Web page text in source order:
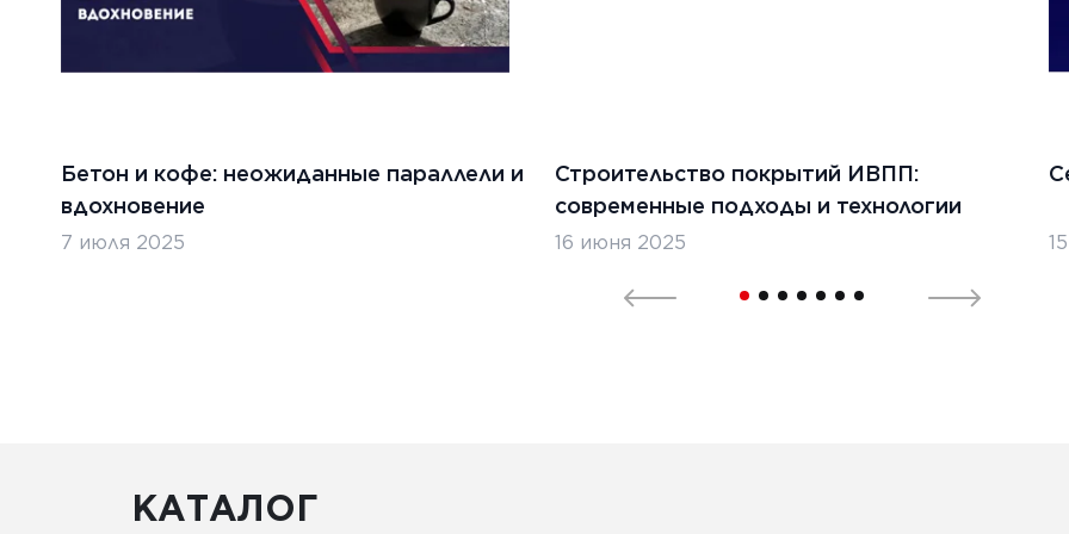
Бетон и кофе: неожиданные параллели и
вдохновение
7 июля 2025
Строительство покрытий ИВПП:
современные подходы и технологии
16 июня 2025
КАТАЛОГ